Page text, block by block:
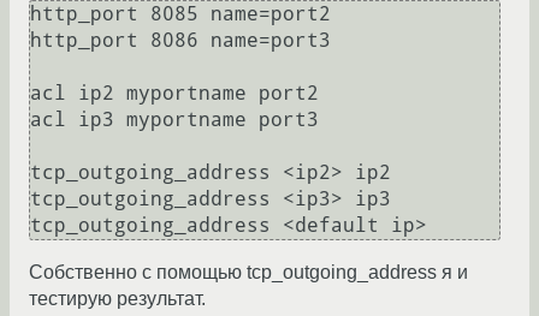
http_port 8085 name=port2
http_port 8086 name=port3
acl ip2 myportname port2
acl ip3 myportname port3
tcp_outgoing_address <ip2> ip2
tcp_outgoing_address <ip3> ip3
Собственно с помощью tcp_outgoing_address я и
тестирую результат.